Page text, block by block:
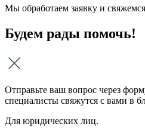
Мы обработаем заявку и
Будем рады помочь!
Отправьте ваш вопрос через
специалисты свяжутся с вами в
Для юридических лиц.